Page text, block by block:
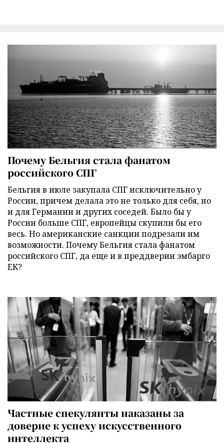
Почему Бельгия стала фанатом
российского СПГ
Бельгия в июле закупала СПГ исключительно у
России, причем делала это не только для себя, но
и для Германии и других соседей. Было бы у
России больше СПГ, европейцы скупили бы его
весь. Но американские санкции подрезали им
возможности. Почему Бельгия стала фанатом
российского СПГ, да еще и в преддверии эмбарго
ЕК?
Частные спекулянты наказаны за
доверие к успеху искусственного
интеллекта